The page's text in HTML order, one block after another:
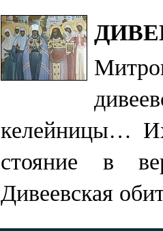
келейницы…
стояние в
Дивеевская